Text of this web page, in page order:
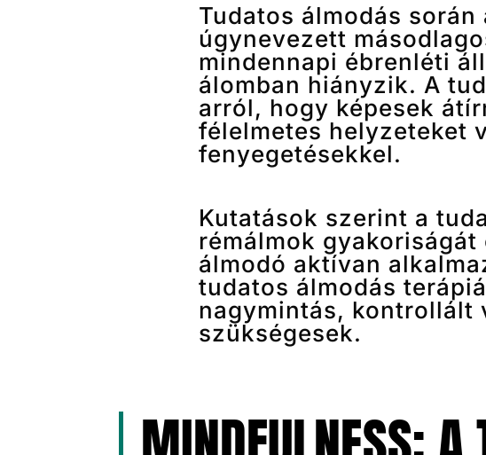
Tudatos álmodás
úgynevezett
mindennapi ébrenléti
álomban hiányzik. A
arról, hogy képesek
félelmetes helyzeteket
fenyegetésekkel.
Kutatások szerint a
rémálmok
álmodó aktívan
tudatos álmodás
nagymintás, kontrollált
szükségesek.